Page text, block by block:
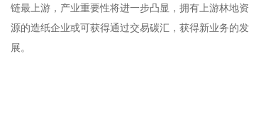
链最上游，产业重要性将进一步凸显，拥有上游林地资
源的造纸企业或可获得通过交易碳汇，获得新业务的发
展。